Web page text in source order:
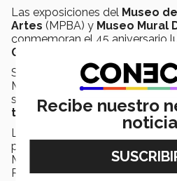
Las exposiciones del Museo
Artes (MPBA) y Museo Mural
conmemoran el 45 aniversario
González Camarena
Según Miguel Álvarez, curador
MPBA, esta muestra no solo
sino que también permite
transformación del
La obra de Camarena
parte de la
México, donde renueva la
Revolución Mexicana.
Recibe nuestro